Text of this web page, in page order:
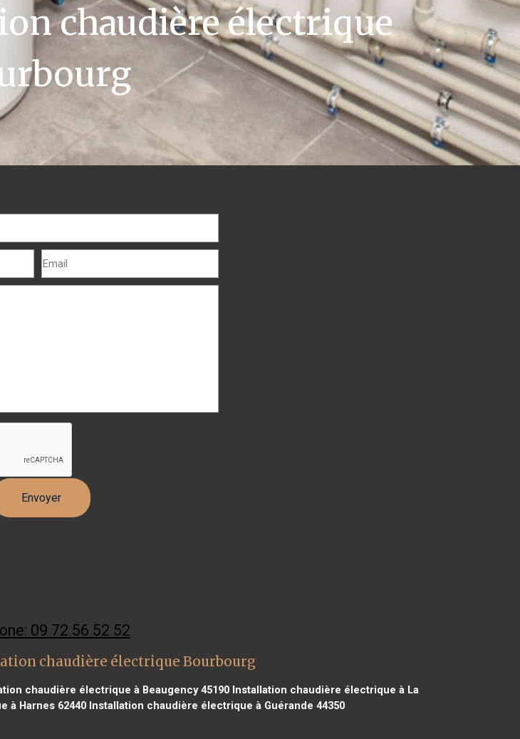
chaudière électrique
09 72 56 52 52
chaudière électrique Bourbourg
chaudière électrique à Beaugency 45190Installation chaudière électrique à La
à Harnes 62440 Installation chaudière électrique à Guérande 44350